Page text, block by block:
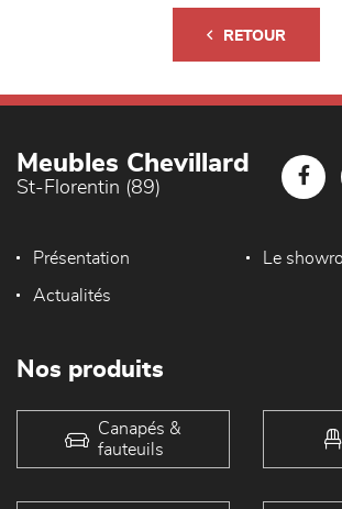
RETOUR
Meubles Chevillard
St-Florentin (89)
Présentation Le
Actualités
Nos produits
Canapés &
fauteuils